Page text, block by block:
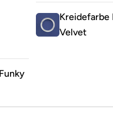
Kreidefarbe
Velvet